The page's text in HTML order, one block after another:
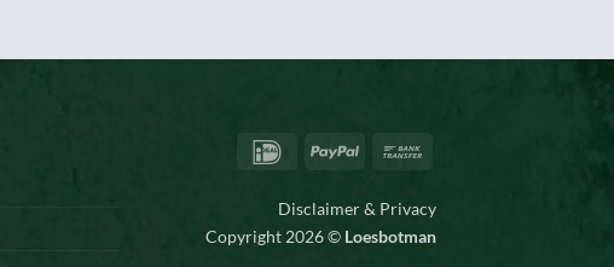
IDeal PayPal
Disclaimer & Privacy
Copyright 2026 © Loesbotman